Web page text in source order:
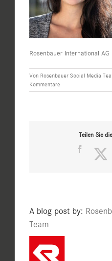
Rosenbauer International
Von Rosenbauer Social Media
Kommentare
Teilen Sie
Facebook
A blog post by:
Team